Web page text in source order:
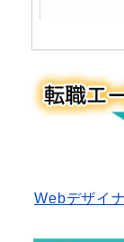
Webデザイ